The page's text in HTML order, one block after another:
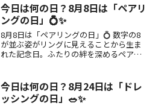
今日は何の日？8月8日は「ペアリ
ングの日」💍✨
8月8日は「ペアリングの日」💍 数字の8
が並ぶ姿がリングに見えることから生ま
れた記念日。ふたりの絆を深めるペアリ
今日は何の日？8月24日は「ドレ
ッシングの日」🥗✨